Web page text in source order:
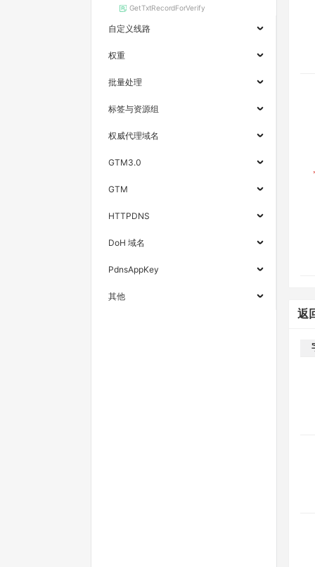
GetTxtRecordForVerify
自定义线路
权重
批量处理
标签与资源组
权威代理域名
GTM3.0
GTM
HTTPDNS
DoH 域名
PdnsAppKey
其他
返